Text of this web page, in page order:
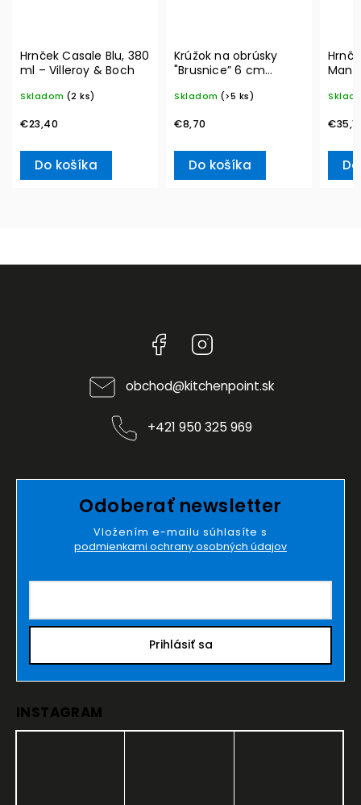
Hrnček Casale Blu, 380
ml – Villeroy & Boch
Skladom (2 ks)
€23,40
Do košíka
Krúžok na obrúsky
"Brusnice” 6 cm
Accessoires – Villeroy
Skladom (>5 ks)
€8,70
Do košíka
Boch
Facebook
obchod@kitchenpoint.sk
+421 950 325 969
Odoberať newsletter
Vložením e-mailu súhlasíte s
podmienkami ochrany osobných údajov
Prihlásiť sa
INSTAGRAM